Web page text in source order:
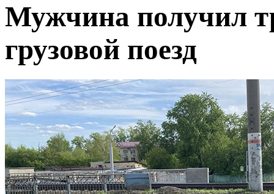
Мужчина получил
грузовой поезд